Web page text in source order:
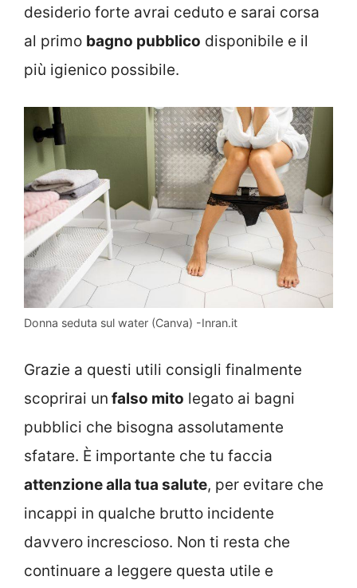
desiderio forte avrai ceduto e sarai corsa
al primo bagno pubblico disponibile e il
più igienico possibile.
Donna seduta sul water (Canva) -Inran.it
Grazie a questi utili consigli finalmente
scoprirai un falso mito legato ai bagni
pubblici che bisogna assolutamente
sfatare. È importante che tu faccia
attenzione alla tua salute, per evitare che
incappi in qualche brutto incidente
davvero increscioso. Non ti resta che
continuare a leggere questa utile e